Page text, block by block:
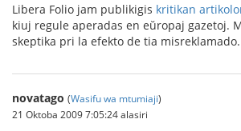
Libera Folio jam publikigis kritikan
kiuj regule aperadas en eŭropaj gazetoj.
skeptika pri la efekto de tia misreklamado.
novatago (Wasifu wa mtumiaji)
21 Oktoba 2009 7:05:24 alasiri